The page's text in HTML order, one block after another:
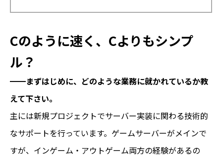
Cのように速く、Cよりもシンプ
ル？
━━まずはじめに、どのような業務に就かれているか教
えて下さい。
主には新規プロジェクトでサーバー実装に関わる技術的
なサポートを行っています。ゲームサーバーがメインで
すが、インゲーム・アウトゲーム両方の経験があるの